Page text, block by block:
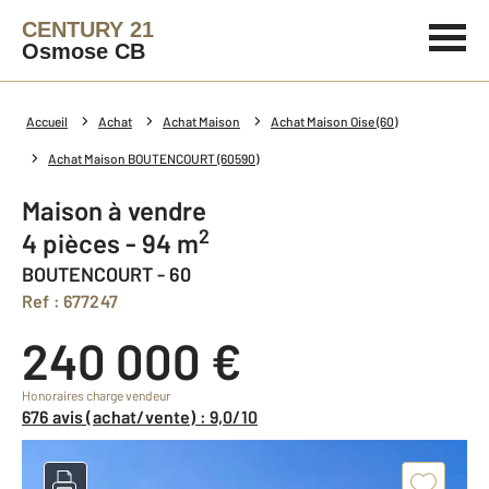
CENTURY 21
Osmose CB
Accueil Achat Achat Maison Achat Maison Oise (60)
Achat Maison BOUTENCOURT (60590)
Maison à vendre
4 pièces - 94 m2
BOUTENCOURT - 60
Ref : 677247
240 000 €
Honoraires charge vendeur
676 avis (achat/vente) : 9,0/10